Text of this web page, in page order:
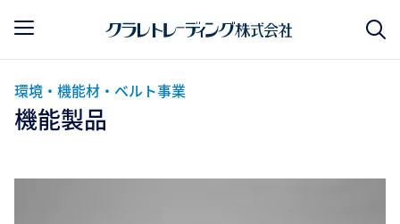
環境・機能材・ベルト事業
機能製品